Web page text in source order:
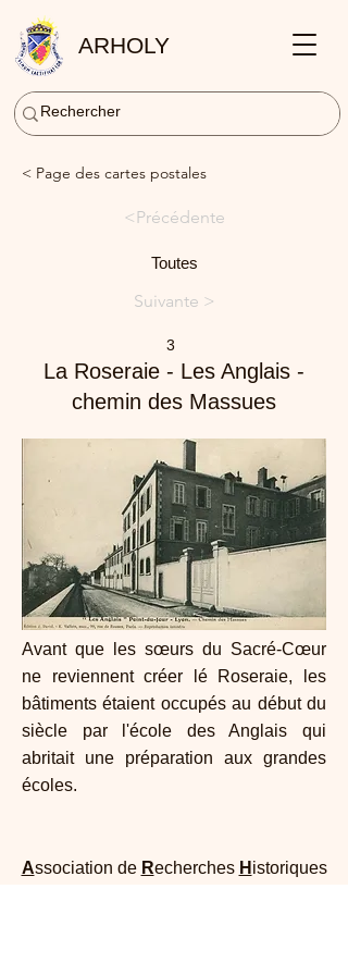
ARHOLY
< Page des cartes postales
<Précédente
Toutes
Suivante >
3
La Roseraie - Les Anglais -
chemin des Massues
Avant que les sœurs du Sacré-Cœur
ne reviennent créer lé Roseraie, les
bâtiments étaient occupés au début du
siècle par l'école des Anglais qui
abritait une préparation aux grandes
écoles.
Association de Recherches H istoriques